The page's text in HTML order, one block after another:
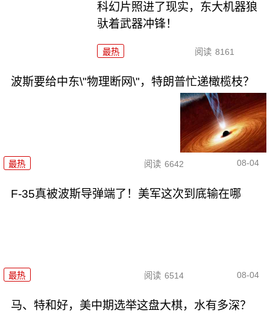
科幻片照进了现实，东大机器狼
驮着武器冲锋！
最热 阅读 8161
波斯要给中东\"物理断网\"，特朗普忙递橄榄枝？
最热 阅读 6642 08-04
F-35真被波斯导弹端了！美军这次到底输在哪
最热 阅读 6514 08-04
马、特和好，美中期选举这盘大棋，水有多深？